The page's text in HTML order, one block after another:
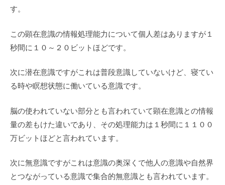
す。
この顕在意識の情報処理能力について個人差はありますが１
秒間に１０～２０ビットほどです。
次に潜在意識ですがこれは普段意識していないけど、寝てい
る時や瞑想状態に働いている意識です。
脳の使われていない部分とも言われていて顕在意識との情報
量の差もけた違いであり、その処理能力は１秒間に１１００
万ビットほどと言われています。
次に無意識ですがこれは意識の奥深くで他人の意識や自然界
とつながっている意識で集合的無意識とも言われています。